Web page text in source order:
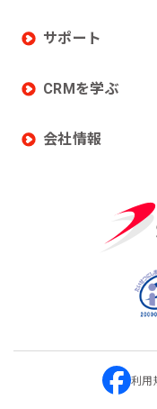
サポート
CRMを学ぶ
会社情報
利用